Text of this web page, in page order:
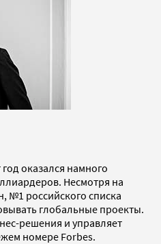
год оказался намного
Несмотря на
№1 российского списка
глобальные проекты.
решения и управляет
номере Forbes.